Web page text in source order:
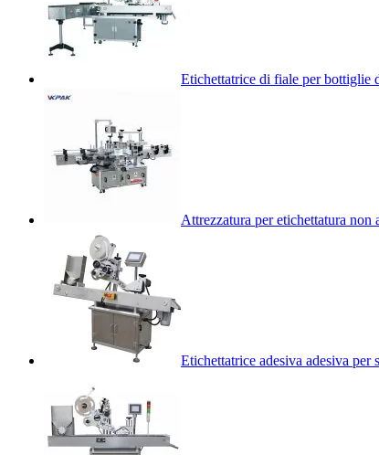
Etichettatrice di fiale per bottiglie
Attrezzatura per etichettatura
Etichettatrice adesiva adesiva